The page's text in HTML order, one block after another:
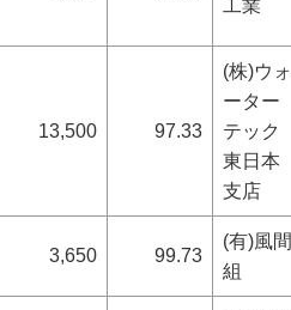
工業
13,500 97.33
(株)ウォ
ーター
テック
東日本
支店
3,650 99.73
(有)風間
組